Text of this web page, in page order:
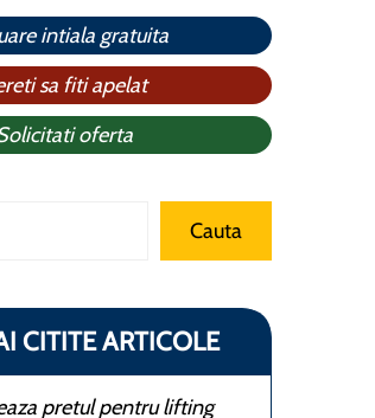
intiala gratuita
sa fiti apelat
oferta
Cauta
CITITE ARTICOLE
pretul pentru lifting